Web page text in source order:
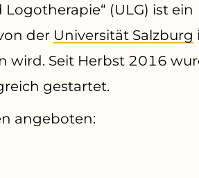
(ULG) ist ein
der Universität Salzburg
wird. Seit Herbst 2016
gestartet.
angeboten: